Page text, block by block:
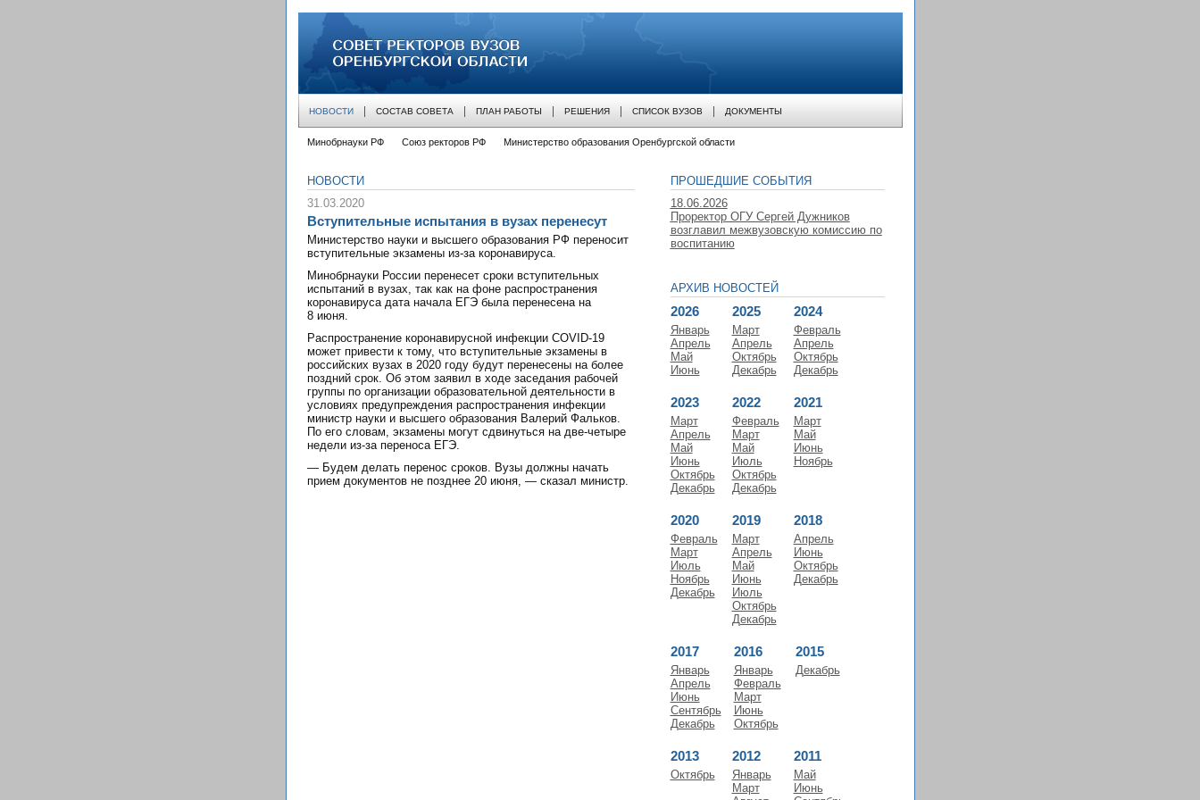
совет ректоров вузов оренбургской области
НОВОСТИ СОСТАВ СОВЕТА ПЛАН РАБОТЫ РЕШЕНИЯ СПИСОК ВУЗОВ ДОКУМЕНТЫ
Минобрнауки РФ Союз ректоров РФ Министерство образования Оренбургской области
НОВОСТИ
31.03.2020
Вступительные испытания в вузах перенесут
Министерство науки и высшего образования РФ переносит
вступительные экзамены из-за коронавируса.
Минобрнауки России перенесет сроки вступительных
испытаний в вузах, так как на фоне распространения
коронавируса дата начала ЕГЭ была перенесена на
8 июня.
Распространение коронавирусной инфекции COVID-19
может привести к тому, что вступительные экзамены в
российских вузах в 2020 году будут перенесены на более
поздний срок. Об этом заявил в ходе заседания рабочей
группы по организации образовательной деятельности в
условиях предупреждения распространения инфекции
министр науки и высшего образования Валерий Фальков.
По его словам, экзамены могут сдвинуться на две-четыре
недели из-за переноса ЕГЭ.
— Будем делать перенос сроков. Вузы должны начать
прием документов не позднее 20 июня, — сказал министр.
ПРОШЕДШИЕ СОБЫТИЯ
18.06.2026
Проректор ОГУ Сергей Дужников
возглавил межвузовскую комиссию по
воспитанию
АРХИВ НОВОСТЕЙ
2026
Январь
Апрель
Май
Июнь
2025
Март
Апрель
Октябрь
Декабрь
2024
Февраль
Апрель
Октябрь
Декабрь
2023
Март
Апрель
Май
Июнь
Октябрь
Декабрь
2022
Февраль
Март
Май
Июль
Октябрь
Декабрь
2021
Март
Май
Июнь
Ноябрь
2020
Февраль
Март
Июль
Ноябрь
Декабрь
2019
Март
Апрель
Май
Июнь
Июль
Октябрь
Декабрь
2018
Апрель
Июнь
Октябрь
Декабрь
2017
Январь
Апрель
Июнь
Сентябрь
Декабрь
2016
Январь
Февраль
Март
Июнь
Октябрь
2015
Декабрь
2013
Октябрь
2012
Январь
Март
2011
Май
Июнь